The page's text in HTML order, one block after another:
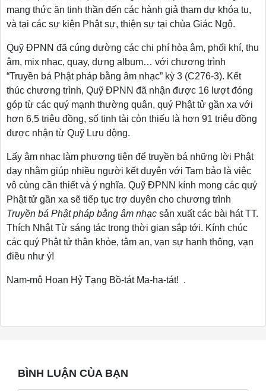
mang thức ăn tinh thần đến các hành giả tham dự khóa tu,
và tại các sự kiện Phật sự, thiện sự tại chùa Giác Ngộ.
Quỹ ĐPNN đã cúng dường các chi phí hòa âm, phối khí, thu
âm, mix nhạc, quay, dựng album… với chương trình
“Truyền bá Phật pháp bằng âm nhạc” kỳ 3 (C276-3). Kết
thúc chương trình, Quỹ ĐPNN đã nhận được 16 lượt đóng
góp từ các quý mạnh thường quân, quý Phật tử gần xa với
hơn 6,5 triệu đồng, số tịnh tài còn thiếu là hơn 91 triệu đồng
được nhận từ Quỹ Lưu động.
Lấy âm nhạc làm phương tiện để truyền bá những lời Phật
dạy nhằm giúp nhiều người kết duyên với Tam bảo là việc
vô cùng cần thiết và ý nghĩa. Quỹ ĐPNN kính mong các quý
Phật tử gần xa sẽ tiếp tục trợ duyên cho chương trình
Truyền bá Phật pháp bằng âm nhạc sản xuất các bài hátTT.
Thích Nhật Từ sáng tác trong thời gian sắp tới. Kính chúc
các quý Phật tử thân khỏe, tâm an, vạn sự hanh thông, vạn
điều như ý!
Nam-mô Hoan Hỷ Tạng Bồ-tát Ma-ha-tát! .
BÌNH LUẬN CỦA BẠN